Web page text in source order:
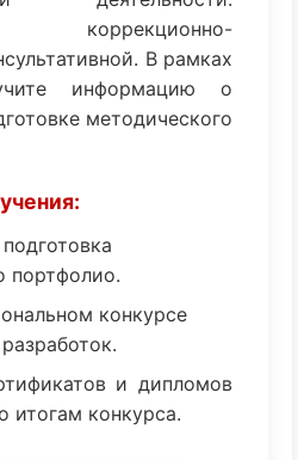
коррекционно-
В рамках
информацию о
методического
портфолио.
конкурсе
и дипломов
итогам конкурса.